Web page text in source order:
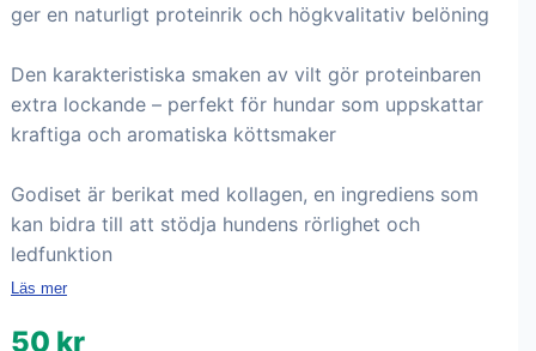
ger en naturligt proteinrik och högkvalitativ belöning
Den karakteristiska smaken av vilt gör proteinbaren
extra lockande – perfekt för hundar som uppskattar
kraftiga och aromatiska köttsmaker
Godiset är berikat med kollagen, en ingrediens som
kan bidra till att stödja hundens rörlighet och
ledfunktion
Läs mer
50 kr